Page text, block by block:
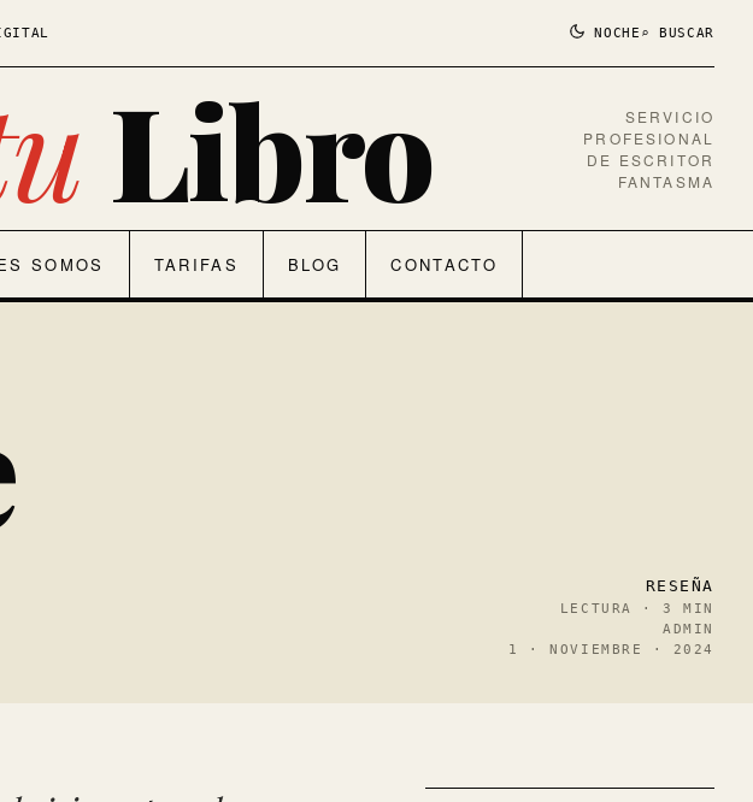
NOCHE ⌕ BUSCAR
Libro
SERVICIO
PROFESIONAL
DE ESCRITOR
FANTASMA
SOMOS TARIFAS BLOG CONTACTO
RESEÑA
LECTURA · 3 MIN
ADMIN
1 · NOVIEMBRE · 2024